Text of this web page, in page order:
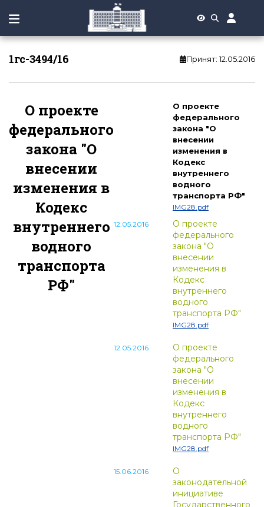
1гс-3494/16 Принят: 12.05.2016
О проекте
федерального
закона "О
внесении
изменения в
Кодекс
внутреннего
водного
транспорта
РФ"
О проекте
федерального
закона "О
внесении
изменения в
Кодекс
внутреннего
водного
транспорта РФ"
IMG28.pdf
12.05.2016
О проекте
федерального
закона "О
внесении
изменения в
Кодекс
внутреннего
водного
транспорта РФ"
IMG28.pdf
12.05.2016
О проекте
федерального
закона "О
внесении
изменения в
Кодекс
внутреннего
водного
транспорта РФ"
IMG28.pdf
15.06.2016
О
законодательной
инициативе
Государственного